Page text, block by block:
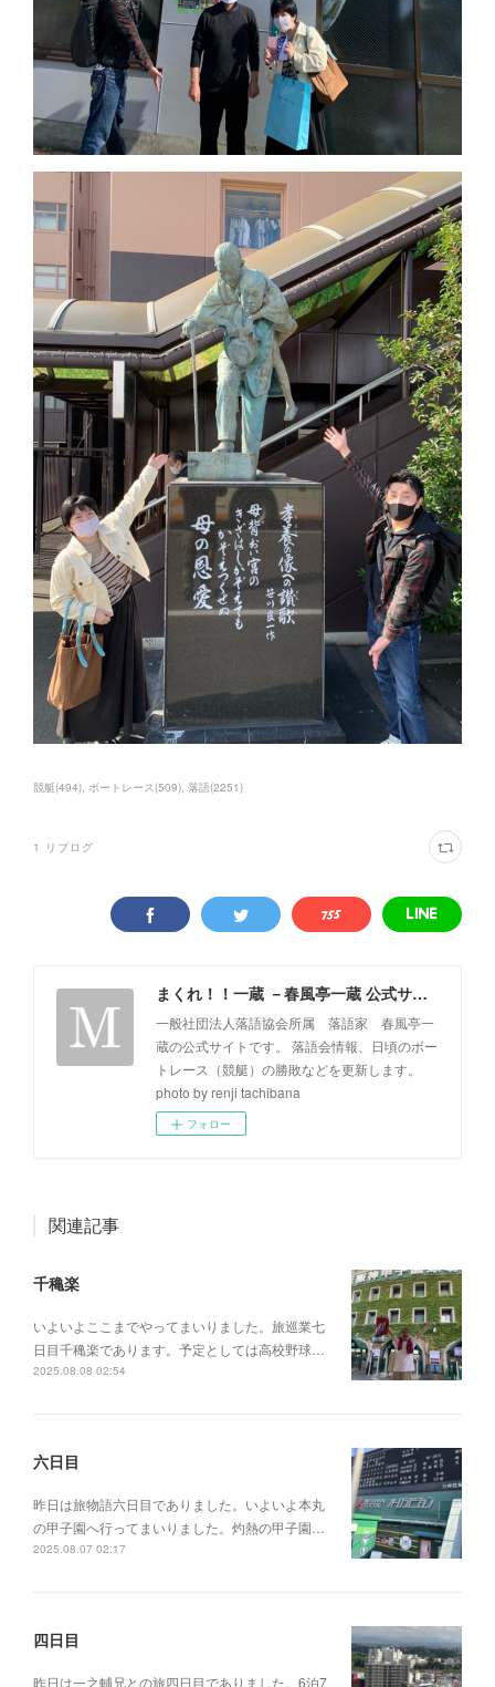
競艇(494) ボートレース(509) 落語(2251)
1 リブログ
まくれ！！一蔵 －春風亭一蔵 公式サイト－
一般社団法人落語協会所属 落語家 春風亭一
蔵の公式サイトです。 落語会情報、日頃のボー
トレース（競艇）の勝敗などを更新します。
photo by renji tachibana
フォロー
関連記事
千穐楽
いよいよここまでやってまいりました。旅巡業七
日目千穐楽であります。予定としては高校野球…
2025.08.08 02:54
六日目
昨日は旅物語六日目でありました。いよいよ本丸
の甲子園へ行ってまいりました。灼熱の甲子園…
2025.08.07 02:17
四日目
昨日は一之輔兄との旅四日目でありました。6泊7